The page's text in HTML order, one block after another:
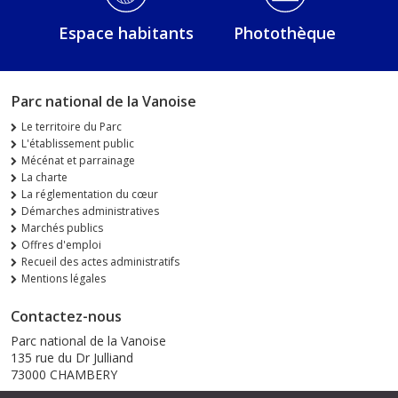
Espace habitants Photothèque
Parc national de la Vanoise
Le territoire du Parc
L'établissement public
Mécénat et parrainage
La charte
La réglementation du cœur
Démarches administratives
Marchés publics
Offres d'emploi
Recueil des actes administratifs
Mentions légales
Contactez-nous
Parc national de la Vanoise
135 rue du Dr Julliand
73000 CHAMBERY